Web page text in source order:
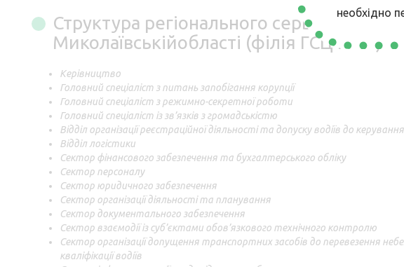
Структура регіонального сервісного
Миколаївськійобласті (філія ГСЦ МВС)
Керівництво
Головний спеціаліст з питань запобігання корупції
Головний спеціаліст з режимно-секретної роботи
Головний спеціаліст із зв’язків з громадськістю
Відділ організації реєстраційної діяльності та допуску водіїв до
Відділ логістики
Сектор фінансового забезпечення та бухгалтерського обліку
Сектор персоналу
Сектор юридичного забезпечення
Сектор організації діяльності та планування
Сектор документального забезпечення
Сектор взаємодії із суб’єктами обов’язкового технічного контролю
Сектор організації допущення транспортних засобів до перевезення
кваліфікації водіїв
необхідно